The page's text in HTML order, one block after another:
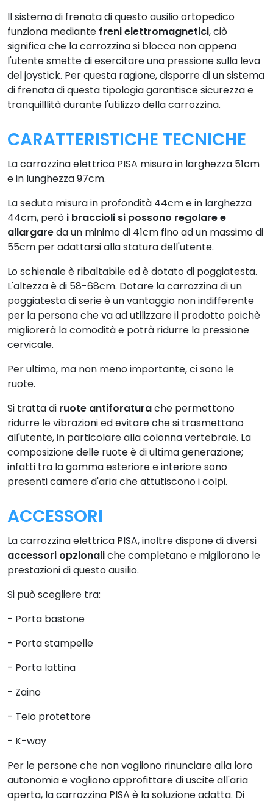
Il sistema di frenata di questo ausilio ortopedico
funziona mediante freni elettromagnetici, ciò
significa che la carrozzina si blocca non appena
l'utente smette di esercitare una pressione sulla leva
del joystick. Per questa ragione, disporre di un sistema
di frenata di questa tipologia garantisce sicurezza e
tranquilllità durante l'utilizzo della carrozzina.
CARATTERISTICHE TECNICHE
La carrozzina elettrica PISA misura in larghezza 51cm
e in lunghezza 97cm.
La seduta misura in profondità 44cm e in larghezza
44cm, però i braccioli si possono regolare e
allargareda un minimo di 41cm fino ad un massimo di
55cm per adattarsi alla statura dell'utente.
Lo schienale è ribaltabile ed è dotato di poggiatesta.
L'altezza è di 58-68cm. Dotare la carrozzina di un
poggiatesta di serie è un vantaggio non indifferente
per la persona che va ad utilizzare il prodotto poichè
migliorerà la comodità e potrà ridurre la pressione
cervicale.
Per ultimo, ma non meno importante, ci sono le
ruote.
Si tratta di ruote antiforaturache permettono
ridurre le vibrazioni ed evitare che si trasmettano
all'utente, in particolare alla colonna vertebrale. La
composizione delle ruote è di ultima generazione;
infatti tra la gomma esteriore e interiore sono
presenti camere d'aria che attutiscono i colpi.
ACCESSORI
La carrozzina elettrica PISA, inoltre dispone di diversi
accessori opzionaliche completano e migliorano le
prestazioni di questo ausilio.
Si può scegliere tra:
- Porta bastone
- Porta stampelle
- Porta lattina
- Zaino
- Telo protettore
- K-way
Per le persone che non vogliono rinunciare alla loro
autonomia e vogliono approfittare di uscite all'aria
aperta, la carrozzina PISA è la soluzione adatta. Di